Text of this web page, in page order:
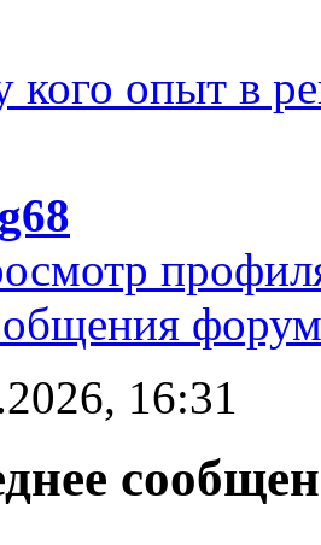
кого опыт в
16:31